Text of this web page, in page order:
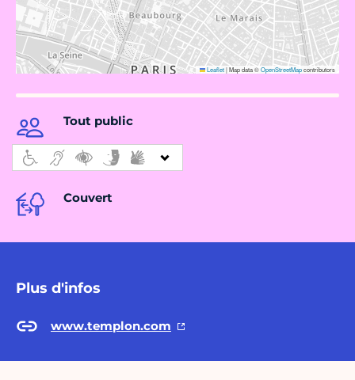
Leaflet|Map data ©OpenStreetMapcontributors
Tout public
Couvert
Plus d'infos
www.templon.com